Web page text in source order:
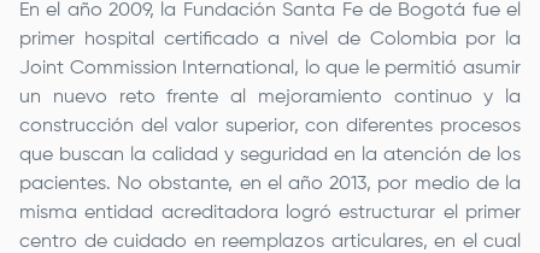
En el año 2009, la Fundación Santa Fe de Bogotá fue el
primer hospital certificado a nivel de Colombia por la
Joint Commission International, lo que le permitió asumir
un nuevo reto frente al mejoramiento continuo y la
construcción del valor superior, con diferentes procesos
que buscan la calidad y seguridad en la atención de los
pacientes. No obstante, en el año 2013, por medio de la
misma entidad acreditadora logró estructurar el primer
centro de cuidado en reemplazos articulares, en el cual